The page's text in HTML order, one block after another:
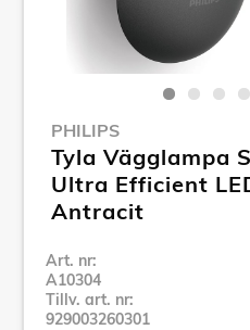
PHILIPS
Tyla Vägglampa
Ultra Efficient
Antracit
Art. nr:
A10304
Tillv. art. nr:
929003260301